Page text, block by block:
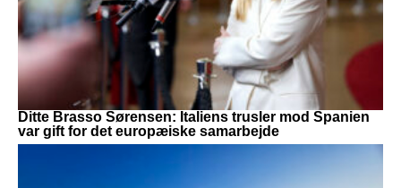
Ditte Brasso Sørensen: Italiens trusler mod Spanien
var gift for det europæiske samarbejde